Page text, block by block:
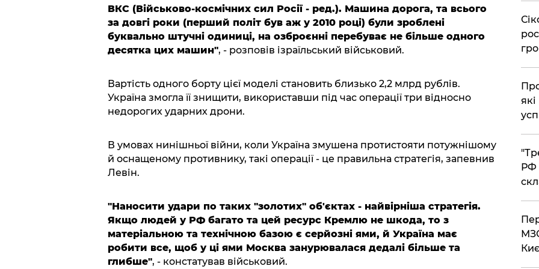
ВКС (Військово-космічних сил Росії - ред.). Машина дорога, та всього
за довгі роки (перший політ був аж у 2010 році) були зроблені
буквально штучні одиниці, на озброєнні перебуває не більше одного
десятка цих машин", - розповів ізраїльський військовий.
Вартість одного борту цієї моделі становить близько 2,2 млрд рублів.
Україна змогла її знищити, використавши під час операції три відносно
недорогих ударних дрони.
В умовах нинішньої війни, коли Україна змушена протистояти потужнішому
й оснащеному противнику, такі операції - це правильна стратегія, запевнив
Левін.
"Наносити удари по таких "золотих" об'єктах - найвірніша стратегія.
Якщо людей у РФ багато та цей ресурс Кремлю не шкода, то з
матеріальною та технічною базою є серйозні ями, й Україна має
робити все, щоб у ці ями Москва занурювалася дедалі більше та
глибше", - констатував військовий.
РФ